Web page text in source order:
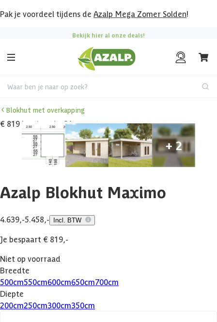
Pak je voordeel tijdens de Azalp Mega Zomer Solden!
Bekijk hier al onze deals!
Waar ben je naar op zoek?
Blokhut met overkapping
€ 819 korting t/m 31 augustus
Azalp Blokhut Maximo
4.639,-5.458,- Incl. BTW
Je bespaart € 819,-
Niet op voorraad
Breedte
500cm550cm600cm650cm700cm
Diepte
200cm250cm300cm350cm